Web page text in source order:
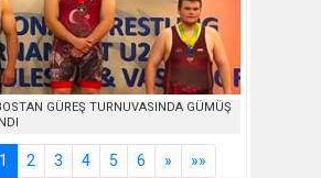
GÜREŞ TURNUVASINDA GÜMÜŞ
1 2 3 4 5 6 » »»